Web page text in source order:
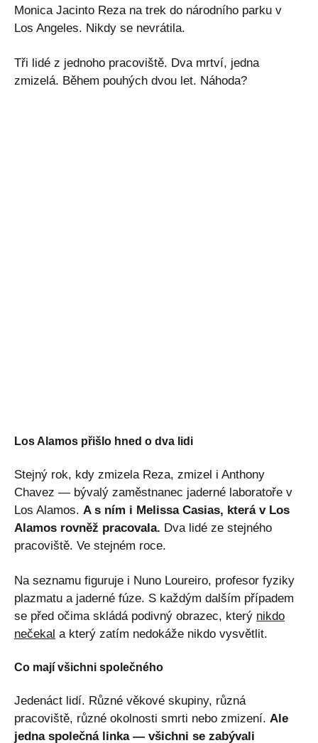
Monica Jacinto Reza na trek do národního parku v
Los Angeles. Nikdy se nevrátila.
Tři lidé z jednoho pracoviště. Dva mrtví, jedna
zmizelá. Během pouhých dvou let. Náhoda?
Los Alamos přišlo hned o dva lidi
Stejný rok, kdy zmizela Reza, zmizel i Anthony
Chavez — bývalý zaměstnanec jaderné laboratoře v
Los Alamos. A s ním i Melissa Casias, která v Los
Alamos rovněž pracovala. Dva lidé ze stejného
pracoviště. Ve stejném roce.
Na seznamu figuruje i Nuno Loureiro, profesor fyziky
plazmatu a jaderné fúze. S každým dalším případem
se před očima skládá podivný obrazec, který nikdo
nečekal a který zatím nedokáže nikdo vysvětlit.
Co mají všichni společného
Jedenáct lidí. Různé věkové skupiny, různá
pracoviště, různé okolnosti smrti nebo zmizení. Ale
jedna společná linka — všichni se zabývali